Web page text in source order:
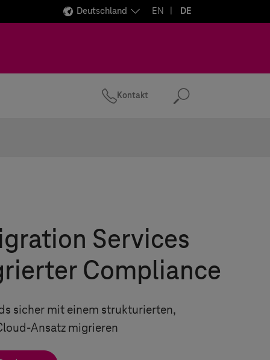
Deutschland EN DE
Kontakt Suchen
Services
Compliance
sicher mit einem strukturierten,
Ansatz migrieren